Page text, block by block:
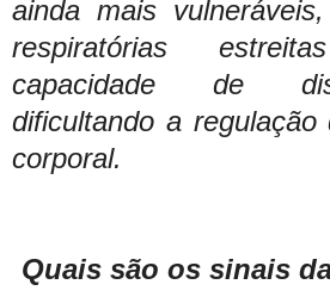
ainda mais
respiratórias
capacidade de
dificultando a regulação
corporal.
Quais são os sinais